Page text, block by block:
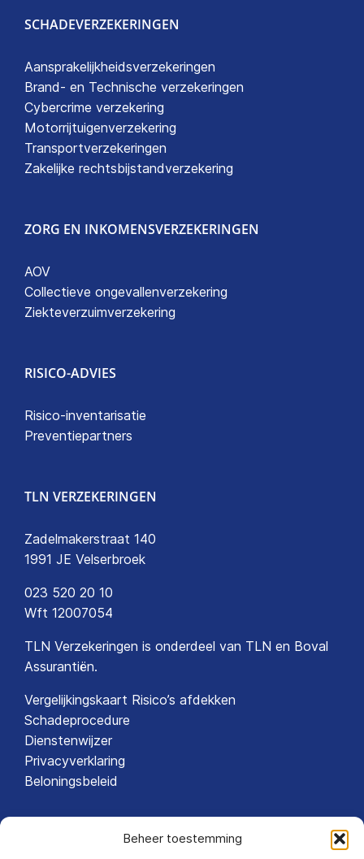
Beheer toestemming
SCHADEVERZEKERINGEN
Aansprakelijkheidsverzekeringen
Brand- en Technische verzekeringen
Cybercrime verzekering
Motorrijtuigenverzekering
Transportverzekeringen
Zakelijke rechtsbijstandverzekering
ZORG EN INKOMENSVERZEKERINGEN
AOV
Collectieve ongevallenverzekering
Ziekteverzuimverzekering
RISICO-ADVIES
Risico-inventarisatie
Preventiepartners
TLN VERZEKERINGEN
Zadelmakerstraat 140
1991 JE Velserbroek
023 520 20 10
Wft 12007054
TLN Verzekeringen is onderdeel van TLN en Boval
Assurantiën.
Vergelijkingskaart Risico’s afdekken
Schadeprocedure
Dienstenwijzer
Privacyverklaring
Beloningsbeleid